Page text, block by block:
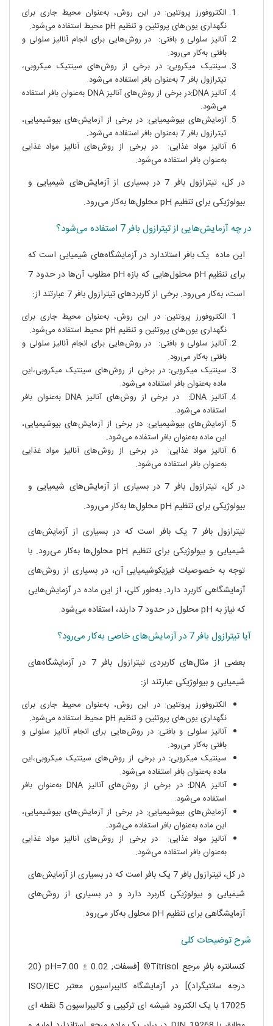
الکتروفورز پروتئین: در این روش، به‌عنوان محیط جاری برای
نگهداری یون‌های پروتئین و تنظیم pH محیط استفاده می‌شود.
آنالیز سلولی و بافتی: در روش‌هایی برای انجام آنالیز سلولی و
بافتی به‌کار می‌رود.
سینتیک میکروبی: در برخی از روش‌های سینتیک میکروبی،
تیترازول بافر 7 به‌عنوان بافر استفاده می‌شود.
آنالیز DNA:در برخی از روش‌های آنالیز DNA به‌عنوان بافر استفاده
می‌شود.
آزمایش‌های بیوشیمیایی: در برخی از آزمایش‌های بیوشیمیایی،
تیترازول بافر 7 به‌عنوان بافر استفاده می‌شود.
آنالیز مواد غذایی: در برخی از روش‌های آنالیز مواد غذایی
به‌عنوان بافر استفاده می‌شود.
در کل، تیترازول بافر 7 در بسیاری از آزمایش‌های شیمیایی و
بیولوژیکی برای تنظیم pH محلول‌ها به‌کار می‌رود.
در چه آزمایش‌هایی از تیترازول بافر 7 استفاده می‌شود؟
این ماده یک بافر استاندارد در آزمایشگاه‌های شیمیایی است که
برای تنظیم pH محلول‌هایی که بازه pH مطلوب آن‌ها در حدود 7
است، به‌کار می‌رود. برخی از کاربردهای تیترازول بافر 7 عبارتند از:
الکتروفورز پروتئین: در این روش، به‌عنوان محیط جاری برای
نگهداری یون‌های پروتئین و تنظیم pH محیط استفاده می‌شود.
آنالیز سلولی و بافتی: در روش‌هایی برای انجام آنالیز سلولی و
بافتی به‌کار می‌رود.
سینتیک میکروبی: در برخی از روش‌های سینتیک میکروبی،این
ماده به‌عنوان بافر استفاده می‌شود.
آنالیز DNA: در برخی از روش‌های آنالیز DNA به‌عنوان بافر
استفاده می‌شود.
آزمایش‌های بیوشیمیایی: در برخی از آزمایش‌های بیوشیمیایی،
این ماده به‌عنوان بافر استفاده می‌شود.
آنالیز مواد غذایی: در برخی از روش‌های آنالیز مواد غذایی
به‌عنوان بافر استفاده می‌شود.
در کل، تیترازول بافر 7 در بسیاری از آزمایش‌های شیمیایی و
بیولوژیکی برای تنظیم pH محلول‌ها به‌کار می‌رود.
تیترازول بافر 7 یک بافر است که در بسیاری از آزمایش‌های
شیمیایی و بیولوژیکی برای تنظیم pH محلول‌ها به‌کار می‌رود. با
توجه به خصوصیات فیزیکوشیمیایی آن، در بسیاری از روش‌های
آزمایشگاهی کاربرد دارد. به‌طور کلی، از این ماده در آزمایش‌هایی
که نیاز به pH محلول در حدود 7 دارند، استفاده می‌شود.
آیا تیترازول بافر 7 در آزمایش‌های خاصی به‌کار می‌رود؟
بعضی از مثال‌های کاربردی تیترازول بافر 7 در آزمایشگاه‌های
شیمیایی و بیولوژیکی عبارتند از:
الکتروفورز پروتئین: در این روش، به‌عنوان محیط جاری برای
نگهداری یون‌های پروتئین و تنظیم pH محیط استفاده می‌شود.
آنالیز سلولی و بافتی: در روش‌هایی برای انجام آنالیز سلولی و
بافتی به‌کار می‌رود.
سینتیک میکروبی: در برخی از روش‌های سینتیک میکروبی،این
ماده به‌عنوان بافر استفاده می‌شود.
آنالیز DNA: در برخی از روش‌های آنالیز DNA به‌عنوان بافر
استفاده می‌شود.
آزمایش‌های بیوشیمیایی: در برخی از آزمایش‌های بیوشیمیایی،
این ماده به‌عنوان بافر استفاده می‌شود.
آنالیز مواد غذایی: در برخی از روش‌های آنالیز مواد غذایی
به‌عنوان بافر استفاده می‌شود.
در کل، تیترازول بافر 7 یک بافر است که در بسیاری از آزمایش‌های
شیمیایی و بیولوژیکی کاربرد دارد و در بسیاری از روش‌های
آزمایشگاهی برای تنظیم pH محلول به‌کار می‌رود.
شرح توضیحات کلی
کنسانتره بافر مرجع Titrisol® [فسفات; pH=7.00 ± 0.02 (20
درجه سانتیگراد)] در آزمایشگاه کالیبراسیون معتبر ISO/IEC
17025 با یک الکترود شیشه ای ترکیبی و کالیبراسیون 5 نقطه ای